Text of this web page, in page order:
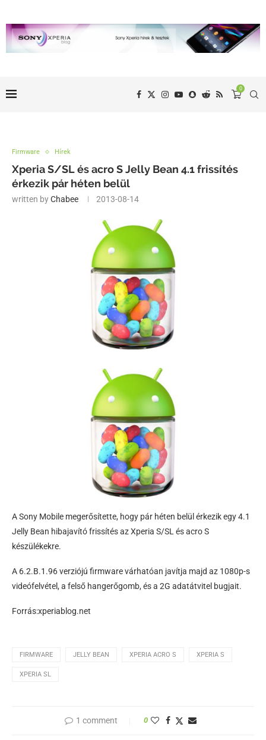
0
Firmware Hírek
Xperia S/SL és acro S Jelly Bean 4.1 frissítés
érkezik pár héten belül
written byChabee 2013-08-14
A Sony Mobile megerősítette, hogy pár héten belül érkezik egy 4.1
Jelly Bean hibajavító frissítés az Xperia S/SL és acro S
készülékekre.
A 6.2.B.1.96 verziójú firmware várhatóan javítja majd az 1080p-s
videófelvétel, a felső hangerőgomb, és a 2G adatátvitel bugjait.
Forrás:xperiablog.net
FIRMWARE JELLY BEAN XPERIA ACRO S XPERIA S
XPERIA SL
1 comment 0